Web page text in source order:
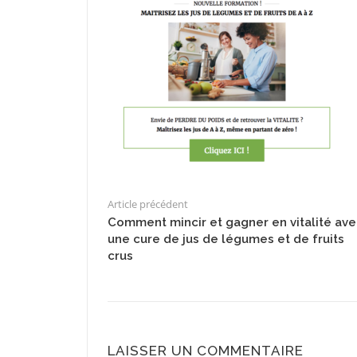
Article précédent
Comment mincir et gagner en vitalité
une cure de jus de légumes et de fruits
crus
LAISSER UN COMMENTAIRE